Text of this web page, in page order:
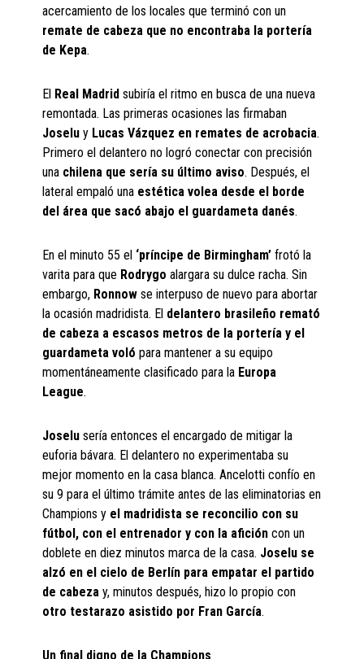
acercamiento de los locales que terminó con un
remate de cabeza que no encontraba la portería
de Kepa.
El Real Madrid subiría el ritmo en busca de una nueva
remontada. Las primeras ocasiones las firmaban
Joselu y Lucas Vázquez en remates de acrobacia.
Primero el delantero no logró conectar con precisión
una chilena que sería su último aviso. Después, el
lateral empaló una estética volea desde el borde
del área que sacó abajo el guardameta danés.
En el minuto 55 el ‘príncipe de Birmingham’ frotó la
varita para que Rodrygo alargara su dulce racha. Sin
embargo, Ronnow se interpuso de nuevo para abortar
la ocasión madridista. El delantero brasileño remató
de cabeza a escasos metros de la portería y el
guardameta voló para mantener a su equipo
momentáneamente clasificado para la Europa
League.
Joselu sería entonces el encargado de mitigar la
euforia bávara. El delantero no experimentaba su
mejor momento en la casa blanca. Ancelotti confío en
su 9 para el último trámite antes de las eliminatorias en
Champions y el madridista se reconcilio con su
fútbol, con el entrenador y con la afición con un
doblete en diez minutos marca de la casa. Joselu se
alzó en el cielo de Berlín para empatar el partido
de cabeza y, minutos después, hizo lo propio con
otro testarazo asistido por Fran García.
Un final digno de la Champions